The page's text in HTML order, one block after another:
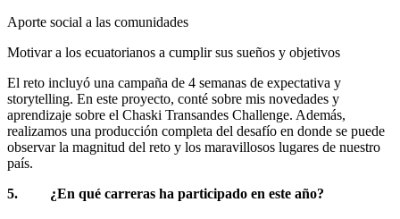
Aporte social a las comunidades
Motivar a los ecuatorianos a cumplir sus sueños y objetivos
El reto incluyó una campaña de 4 semanas de expectativa y
storytelling. En este proyecto, conté sobre mis novedades y
aprendizaje sobre el Chaski Transandes Challenge. Además,
realizamos una producción completa del desafío en donde se puede
observar la magnitud del reto y los maravillosos lugares de nuestro
país.
5. ¿En qué carreras ha participado en este año?